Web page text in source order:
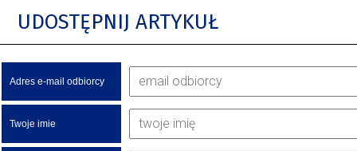
UDOSTĘPNIJ ARTYKUŁ
Adres e-mail odbiorcy
Twoje imie